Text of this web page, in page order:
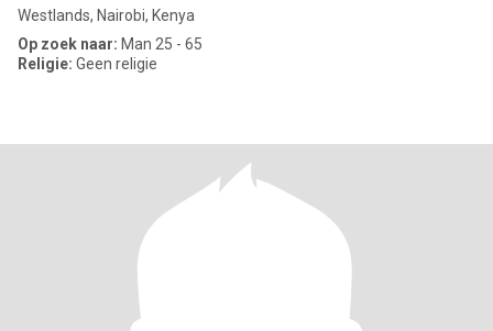
Westlands, Nairobi, Kenya
Op zoek naar: Man 25 - 65
Religie: Geen religie